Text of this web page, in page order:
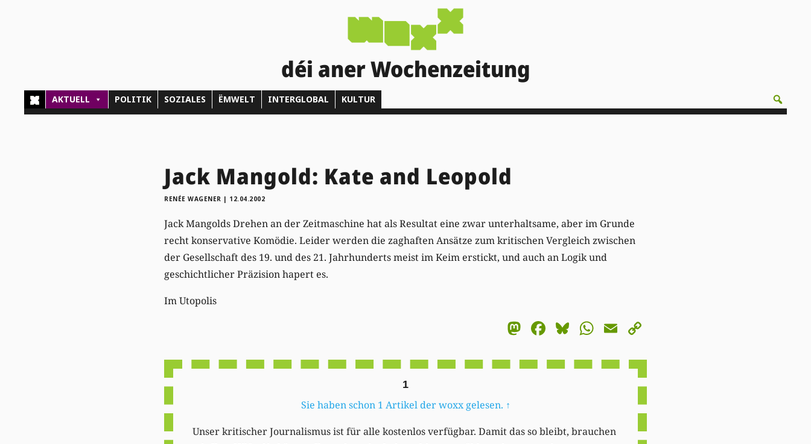
déi aner Wochenzeitung
AKTUELL POLITIK SOZIALES ËMWELT INTERGLOBAL KULTUR
Jack Mangold: Kate and Leopold
RENÉE WAGENER | 12.04.2002
Jack Mangolds Drehen an der Zeitmaschine hat als Resultat eine zwar unterhaltsame, aber im Grunde
recht konservative Komödie. Leider werden die zaghaften Ansätze zum kritischen Vergleich zwischen
der Gesellschaft des 19. und des 21. Jahrhunderts meist im Keim erstickt, und auch an Logik und
geschichtlicher Präzision hapert es.
Im Utopolis
Mastodon
Facebook
Bluesky
WhatsApp
Email
1
Sie haben schon 1 Artikel der woxx gelesen. ↑
Unser kritischer Journalismus ist für alle kostenlos verfügbar. Damit das so bleibt, brauchen